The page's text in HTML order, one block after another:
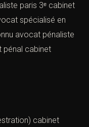
spécialisé en droit
paris 3ᵉ
paris connu
en droit